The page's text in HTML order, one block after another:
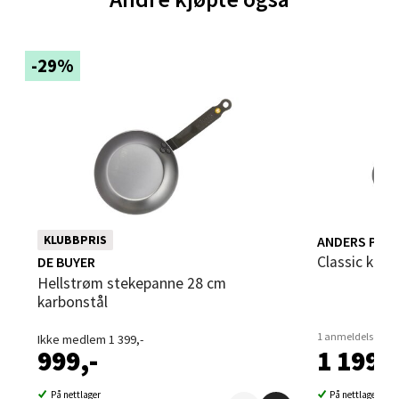
-29%
KLUBBPRIS
DE BUYER
Hellstrøm stekepanne 28 cm
karbonstål
Ikke medlem 1 399,-
999,-
På nettlager
ANDERS
Classic
1 anmeldelse
1 199,-
På nettlager
Brodtkorbsgate 7, 1338 Sandvika
Åpent i dag 09-19
Bergen - Thon Senter Sartor
Sartorvegen 12, 5353 Straume
Åpent i dag 10-18
0 i butikk
Velg